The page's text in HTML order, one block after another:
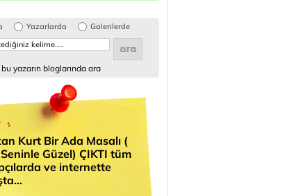
Yazarlarda Galerilerde
yazarın bloglarında ara
Kurt Bir Ada Masalı (
Güzel) ÇIKTI tüm
ve internette